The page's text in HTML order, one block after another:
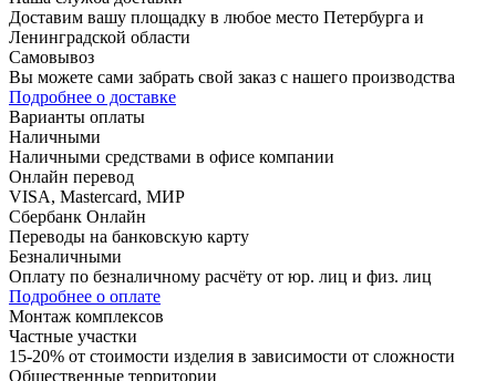
Доставим вашу площадку в любое место Петербурга и
Ленинградской области
Самовывоз
Вы можете сами забрать свой заказ с нашего производства
Подробнее о доставке
Варианты оплаты
Наличными
Наличными средствами в офисе компании
Онлайн перевод
VISA, Mastercard, МИР
Сбербанк Онлайн
Переводы на банковскую карту
Безналичными
Оплату по безналичному расчёту от юр. лиц и физ. лиц
Подробнее о оплате
Монтаж комплексов
Частные участки
15-20% от стоимости изделия в зависимости от сложности
Общественные территории